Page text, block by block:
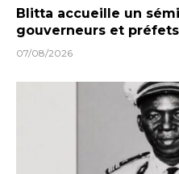
Blitta accueille un
gouverneurs et préfets
07/08/2026